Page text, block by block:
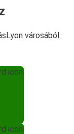
városából